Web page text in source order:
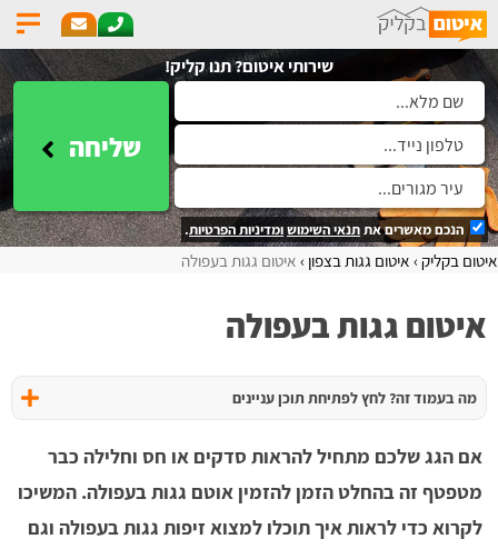
שירותי איטום? תנו קליק!
שליחה
הנכם מאשרים אתתנאי השימושומדיניות הפרטיות.
איטום בקליק איטום גגות בצפון איטום גגות בעפולה
איטום גגות בעפולה
מה בעמוד זה? לחץ לפתיחת תוכן עניינים
אם הגג שלכם מתחיל להראות סדקים או חס וחלילה כבר
מטפטף זה בהחלט הזמן להזמין אוטם גגות בעפולה. המשיכו
לקרוא כדי לראות איך תוכלו למצוא זיפות גגות בעפולה וגם